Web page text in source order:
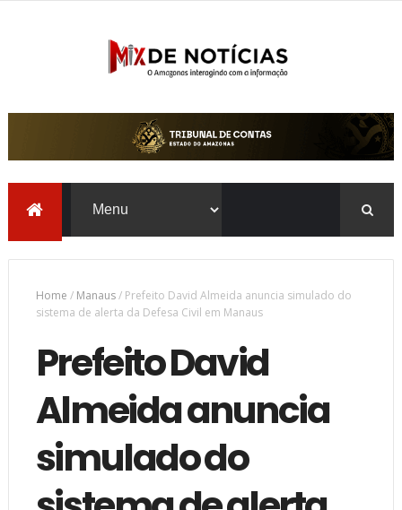
Home / Manaus/ Prefeito David Almeida anuncia simulado do
sistema de alerta da Defesa Civil em Manaus
Prefeito David
Almeida anuncia
simulado do